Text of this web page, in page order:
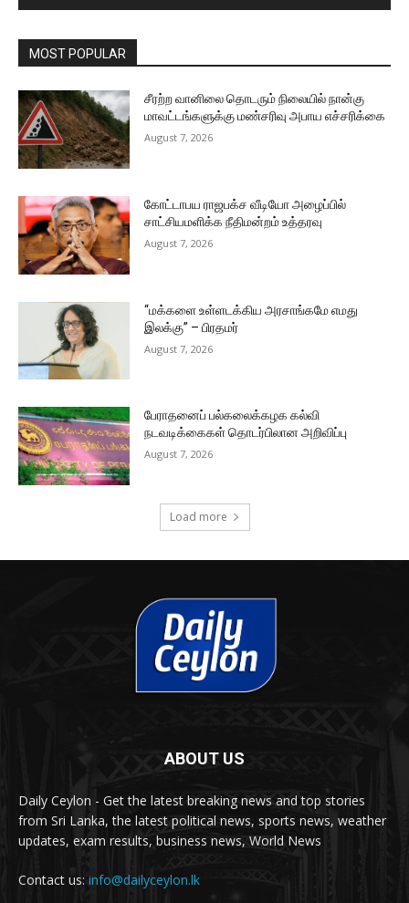
MOST POPULAR
சீரற்ற வானிலை தொடரும் நிலையில் நான்கு
மாவட்டங்களுக்கு மண்சரிவு அபாய எச்சரிக்கை
August 7, 2026
கோட்டாபய ராஜபக்ச வீடியோ அழைப்பில்
சாட்சியமளிக்க நீதிமன்றம் உத்தரவு
August 7, 2026
“மக்களை உள்ளடக்கிய அரசாங்கமே எமது
இலக்கு” – பிரதமர்
August 7, 2026
பேராதனைப் பல்கலைக்கழக கல்வி
நடவடிக்கைகள் தொடர்பிலான அறிவிப்பு
August 7, 2026
Load more
ABOUT US
Daily Ceylon - Get the latest breaking news and top stories
from Sri Lanka, the latest political news, sports news, weather
updates, exam results, business news, World News
Contact us: info@dailyceylon.lk